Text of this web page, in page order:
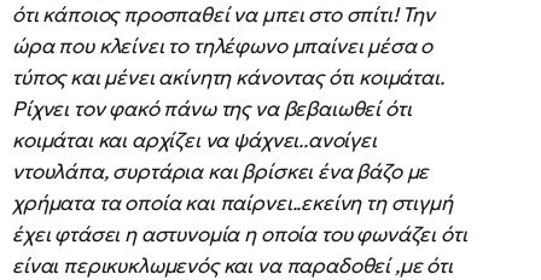
ότι κάποιος προσπαθεί να μπει στο σπίτι! Την
ώρα που κλείνει το τηλέφωνο μπαίνει μέσα ο
τύπος και μένει ακίνητη κάνοντας ότι κοιμάται.
Ρίχνει τον φακό πάνω της να βεβαιωθεί ότι
κοιμάται και αρχίζει να ψάχνει..ανοίγει
ντουλάπα, συρτάρια και βρίσκει ένα βάζο με
χρήματα τα οποία και παίρνει..εκείνη τη στιγμή
έχει φτάσει η αστυνομία η οποία του φωνάζει ότι
είναι περικυκλωμενός και να παραδοθεί ,με ότι